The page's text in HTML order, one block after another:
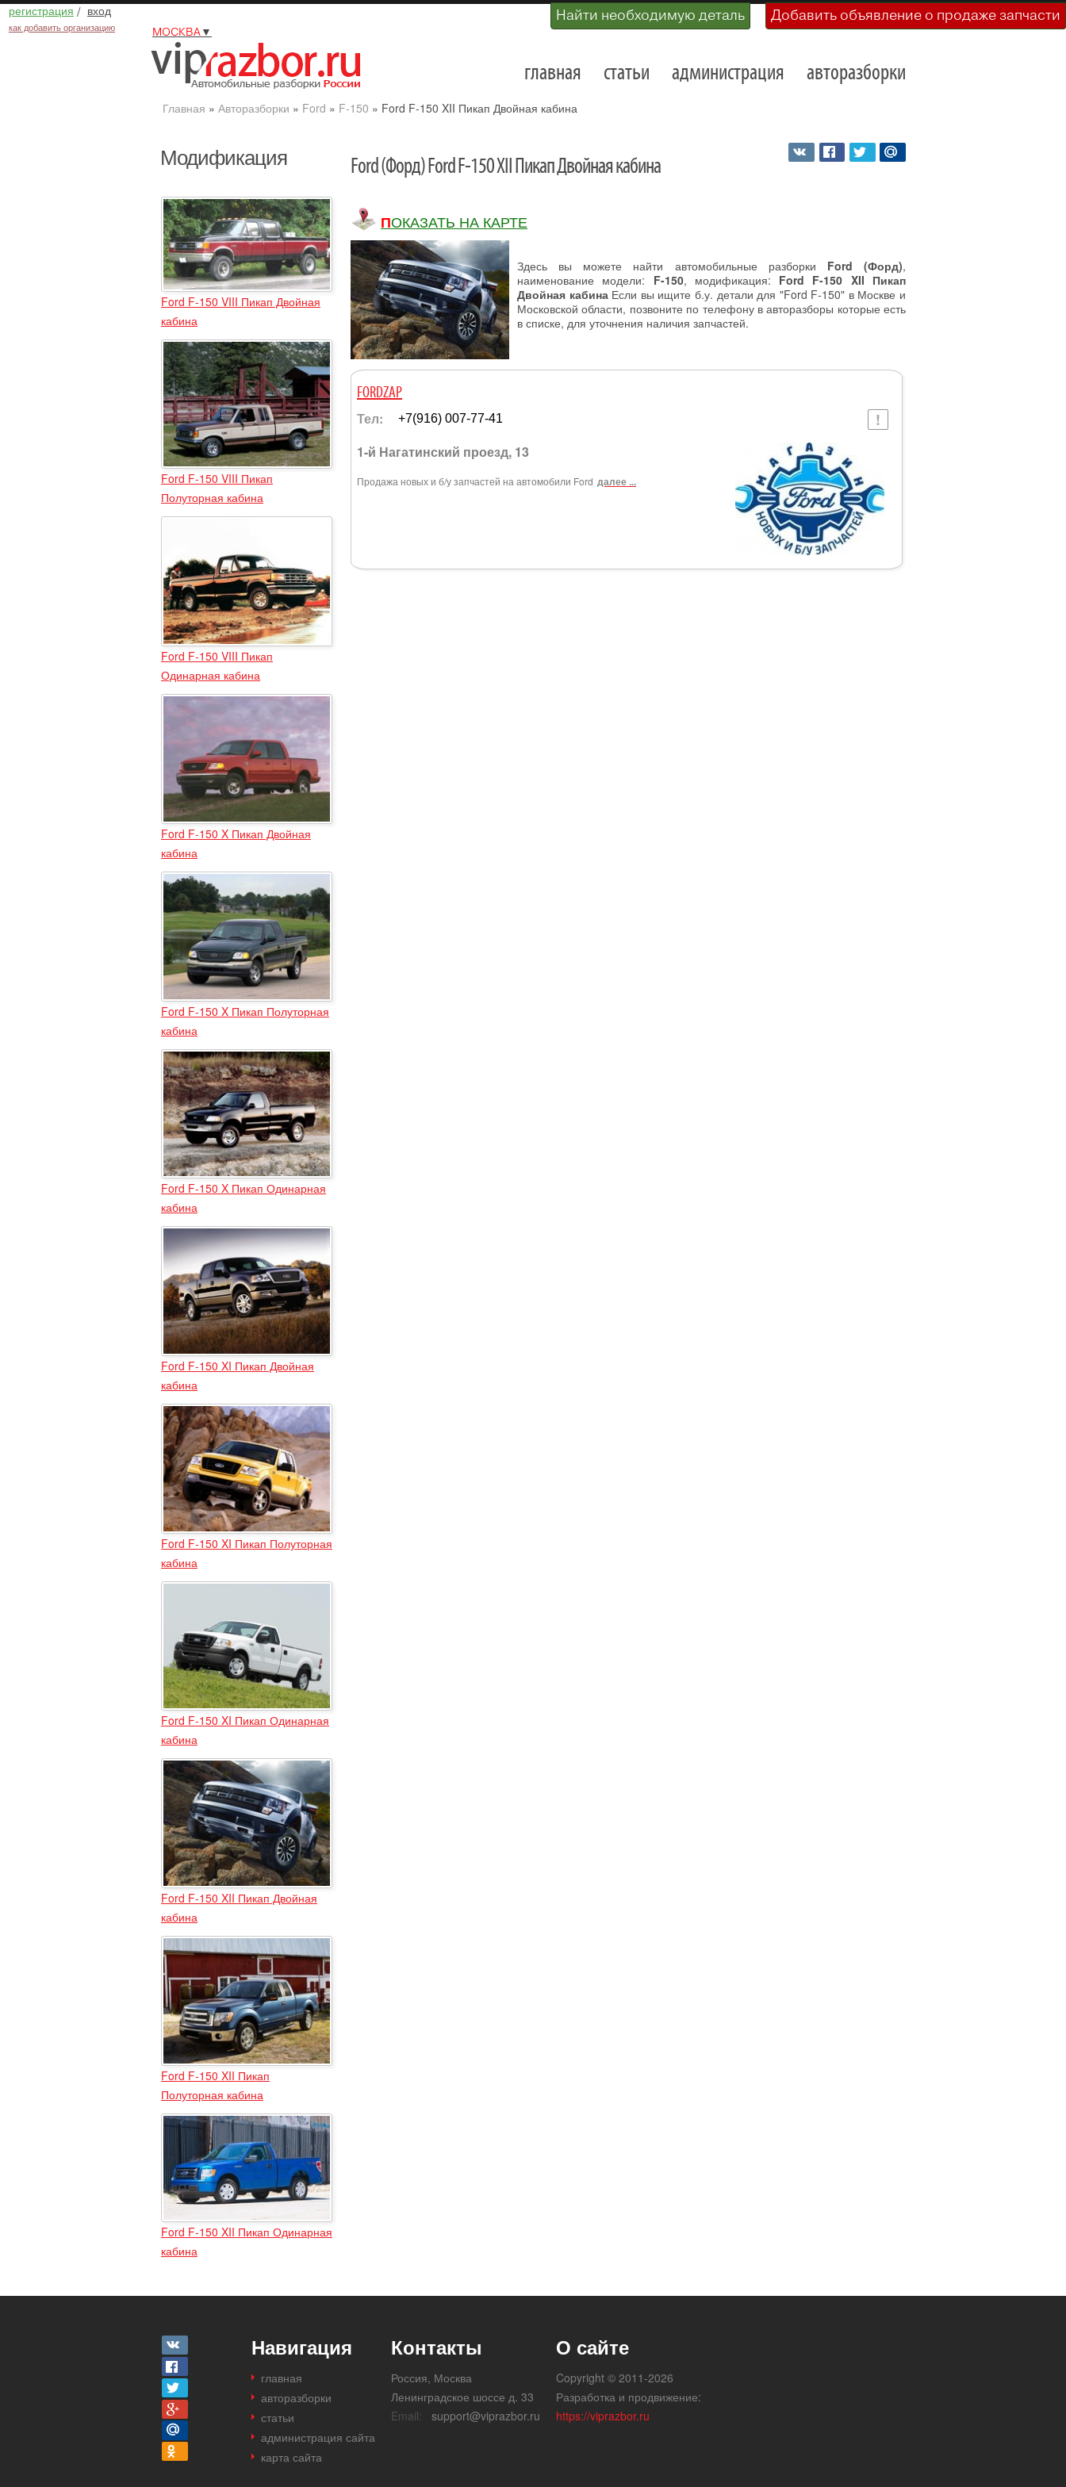
регистрация / вход
как добавить организацию
Найти необходимую деталь Добавить объявление о продаже запчасти
МОСКВА▼
главная статьи администрация авторазборки
Главная » Авторазборки » Ford » F-150 » Ford F-150 XII Пикап Двойная кабина
Модификация
Ford F-150 VIII Пикап Двойная
кабина
Ford F-150 VIII Пикап
Полуторная кабина
Ford F-150 VIII Пикап
Одинарная кабина
Ford F-150 X Пикап Двойная
кабина
Ford F-150 X Пикап Полуторная
кабина
Ford F-150 X Пикап Одинарная
кабина
Ford F-150 XI Пикап Двойная
кабина
Ford F-150 XI Пикап Полуторная
кабина
Ford F-150 XI Пикап Одинарная
кабина
Ford F-150 XII Пикап Двойная
кабина
Ford F-150 XII Пикап
Полуторная кабина
Ford F-150 XII Пикап Одинарная
кабина
Ford (Форд) Ford F-150 XII Пикап Двойная кабина
ПОКАЗАТЬ НА КАРТЕ
Здесь вы можете найти автомобильные разборки Ford (Форд),
наименование модели: F-150, модификация: Ford F-150 XII Пикап
Двойная кабинаЕсли вы ищите б.у. детали для "Ford F-150" в Москве и
Московской области, позвоните по телефону в авторазборы которые есть
в списке, для уточнения наличия запчастей.
FORDZAP
Тел: +7(916) 007-77-41
1-й Нагатинский проезд, 13
Продажа новых и б/у запчастей на автомобили Ford далее ...
Навигация
главная
авторазборки
статьи
администрация сайта
карта сайта
Контакты
Россия, Москва
Ленинградское шоссе д. 33
Email:
support@viprazbor.ru
О сайте
Copyright © 2011-2026
Разработка и продвижение:
https://viprazbor.ru